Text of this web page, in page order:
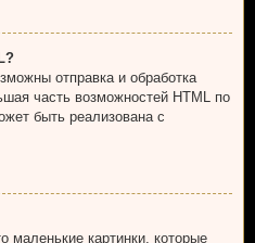
отправка и обработка
часть возможностей HTML по
быть реализована с
картинки, которые